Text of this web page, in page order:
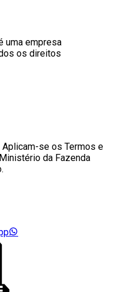
uma empresa
os direitos
se os Termos e
da Fazenda